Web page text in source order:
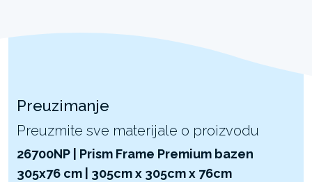
Preuzimanje
Preuzmite sve materijale o proizvodu
26700NP | Prism Frame Premium bazen
305x76 cm | 305cm x 305cm x 76cm